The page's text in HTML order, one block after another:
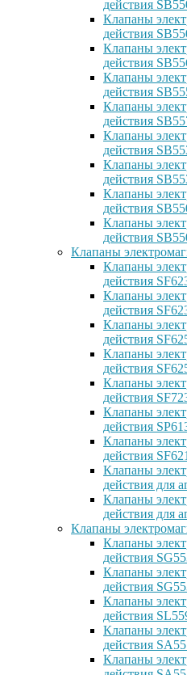
действия
Клапаны
действия
Клапаны
действия
Клапаны
действия
Клапаны
действия
Клапаны
действия
Клапаны
действия
Клапаны
действия
Клапаны
действия
Клапаны
Клапаны
действия
Клапаны
действия
Клапаны
действия
Клапаны
действия
Клапаны
действия
Клапаны
действия
Клапаны
действия
Клапаны
действия для
Клапаны
действия для
Клапаны
Клапаны
действия
Клапаны
действия
Клапаны
действия
Клапаны
действия
Клапаны